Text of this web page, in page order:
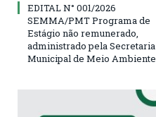
EDITAL N° 001/2026
SEMMA/PMT Programa de
Estágio não remunerado,
administrado pela Secretaria
Municipal de Meio Ambiente